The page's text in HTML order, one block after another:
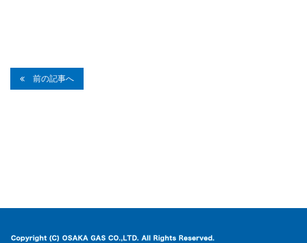
前の記事へ